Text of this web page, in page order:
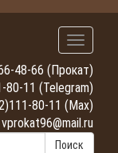
48-66 (Прокат)
80-11 (Telegram)
80-11 (Max)
vprokat96@mail.ru
Поиск